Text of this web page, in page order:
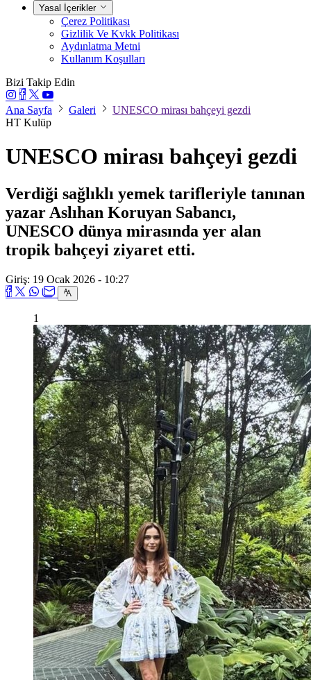
Yasal İçerikler
Çerez Politikası
Gizlilik Ve Kvkk Politikası
Aydınlatma Metni
Kullanım Koşulları
Bizi Takip Edin
Ana Sayfa Galeri
UNESCO mirası bahçeyi gezdi
HT Kulüp
UNESCO mirası bahçeyi gezdi
Verdiği sağlıklı yemek tarifleriyle tanınan
yazar Aslıhan Koruyan Sabancı,
UNESCO dünya mirasında yer alan
tropik bahçeyi ziyaret etti.
Giriş: 19 Ocak 2026 - 10:27
1